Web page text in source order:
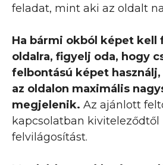
feladat, mint aki az oldalt
Ha bármi okból képet kell
oldalra, figyelj oda, hogy
felbontású képet
az oldalon maximális
megjelenik. Az ajánlott
kapcsolatban kiviteleződtől
felvilágosítást.